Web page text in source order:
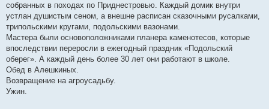
собранных в походах по Приднестровью. Каждый домик внутри
устлан душистым сеном, а внешне расписан сказочными русалками,
трипольскими кругами, подольскими вазонами.
Мастера были основоположниками планера каменотесов, которые
впоследствии переросли в ежегодный праздник «Подольский
оберег». А каждый день более 30 лет они работают в школе.
Обед в Алешкиных.
Возвращение на агроусадьбу.
Ужин.